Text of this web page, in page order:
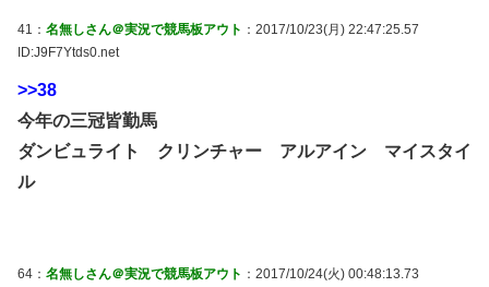
41： 名無しさん＠実況で競馬板アウト ：2017/10/23(月) 22:47:25.57
ID:J9F7Ytds0.net
>>38
今年の三冠皆勤馬
ダンビュライト クリンチャー アルアイン マイスタイ
ル
64： 名無しさん＠実況で競馬板アウト ：2017/10/24(火) 00:48:13.73